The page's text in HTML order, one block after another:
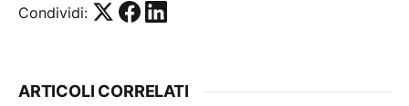
Condividi:
ARTICOLI CORRELATI